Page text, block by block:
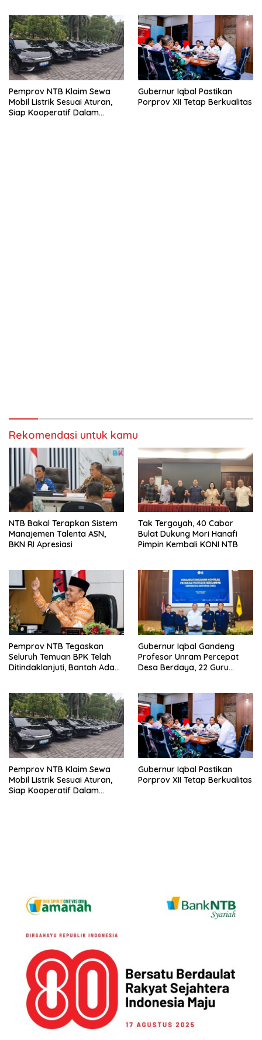
Pemprov NTB Klaim Sewa
Mobil Listrik Sesuai Aturan,
Siap Kooperatif Dalam
Gubernur Iqbal Pastikan
Porprov XII Tetap Berkualitas
Rekomendasi untuk kamu
NTB Bakal Terapkan Sistem
Manajemen Talenta ASN,
BKN RI Apresiasi
Tak Tergoyah, 40 Cabor
Bulat Dukung Mori Hanafi
Pimpin Kembali KONI NTB
Pemprov NTB Tegaskan
Seluruh Temuan BPK Telah
Ditindaklanjuti, Bantah Ada
Gubernur Iqbal Gandeng
Profesor Unram Percepat
Desa Berdaya, 22 Guru
Pemprov NTB Klaim Sewa
Mobil Listrik Sesuai Aturan,
Siap Kooperatif Dalam
Gubernur Iqbal Pastikan
Porprov XII Tetap Berkualitas